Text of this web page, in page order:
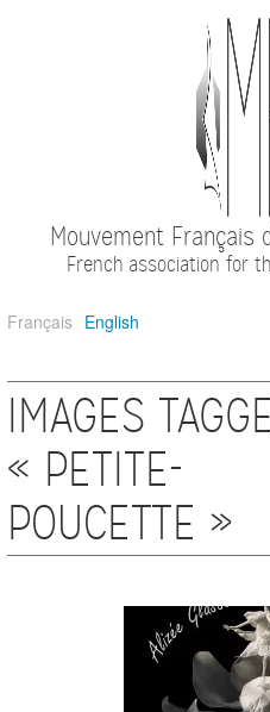
Mouvement Français
French association for
Français English
IMAGES
« PETITE-
POUCETTE »